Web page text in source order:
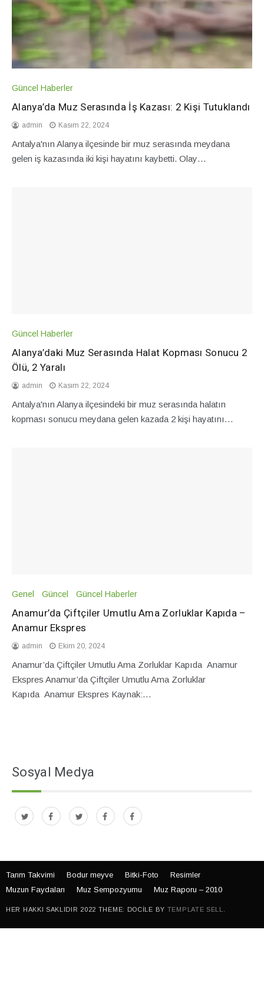
Güncel Haberler
Alanya’da Muz Serasında İş Kazası: 2 Kişi Tutuklandı
admin Kasım 22, 2024
Antalya'nın Alanya ilçesinde bir muz serasında meydana
gelen iş kazasında iki kişi hayatını kaybetti. Olay…
Güncel Haberler
Alanya’daki Muz Serasında Halat Kopması Sonucu 2
Ölü, 2 Yaralı
admin Kasım 22, 2024
Antalya'nın Alanya ilçesindeki bir muz serasında halatın
kopması sonucu meydana gelen kazada 2 kişi hayatını…
Genel Güncel Güncel Haberler
Anamur’da Çiftçiler Umutlu Ama Zorluklar Kapıda –
Anamur Ekspres
admin Ekim 20, 2024
Anamur’da Çiftçiler Umutlu Ama Zorluklar Kapıda Anamur
Ekspres Anamur’da Çiftçiler Umutlu Ama Zorluklar
Kapıda Anamur Ekspres Kaynak:…
Sosyal Medya
HER HAKKI SAKLIDIR 2022 THEME: DOCILE BY TEMPLATE SELL
Tarım Takvimi Bodur meyve Bitki-Foto
Resimler
Muzun Faydaları
Muz Sempozyumu Muz Raporu – 2010